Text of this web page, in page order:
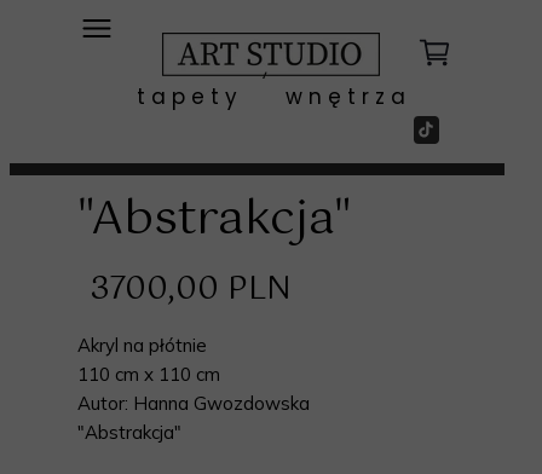
t a p e t y w n ę t r z a
Akryl na płótnie
110 cm x 110 cm
Autor: Hanna Gwozdowska
"Abstrakcja"
3700,00 PLN
"Abstrakcja"